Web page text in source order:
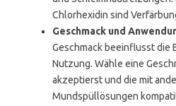
Chlorhexidin sind
Geschmack und
Geschmack beeinflusst die
Nutzung. Wähle eine
akzeptierst und die mit
Mundspüllösungen